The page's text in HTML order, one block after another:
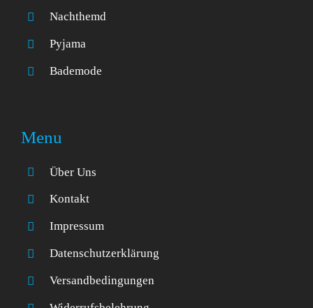
Nachthemd
Pyjama
Bademode
Menu
Über Uns
Kontakt
Impressum
Datenschutzerklärung
Versandbedingungen